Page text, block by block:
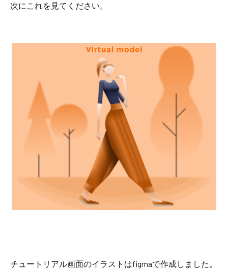
次にこれを見てください。
チュートリアル画面のイラストはfigmaで作成しました。